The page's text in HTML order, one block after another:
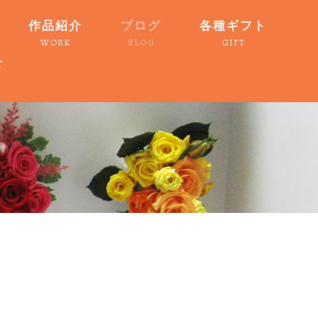
作品紹介
WORK
ブログ
BLOG
各種ギフト
GIFT